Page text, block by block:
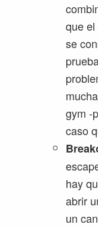
que
se
gym -
caso
hay
abrir
un